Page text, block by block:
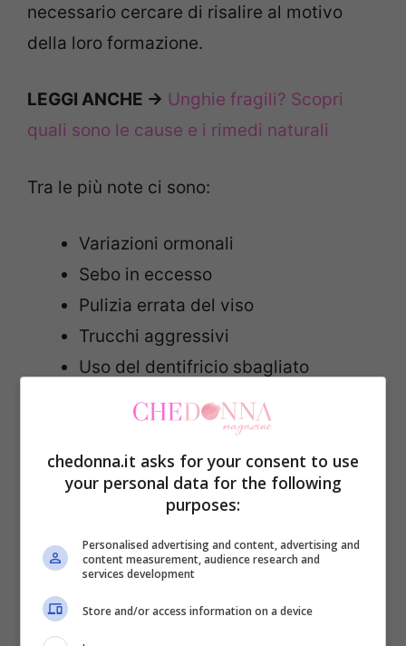
necessario cercare di risalire al motivo
della loro formazione.
LEGGI ANCHE -> Unghie fragili? Scopri
quali sono le cause e i rimedi naturali
Tra le più note ci sono:
Variazioni ormonali
Sebo in eccesso
Pulizia errata del viso
Trucchi aggressivi
Uso del dentifricio sbagliato
Allergia ai componenti del rossetto o
Andando ai rimedi, in genere, per eliminare
i brufoli si tende a spremerli in modo da
drenarne il pus e da rimpicciolirli.
Quest’operazione, però, se svolta in modo
sbagliato può peggiorare la situazione
creando dei segni ancor più evidenti dei
chedonna.it asks for your consent to use
your personal data for the following
purposes:
Personalised advertising and content, advertising and
content measurement, audience research and
services development
Store and/or access information on a device